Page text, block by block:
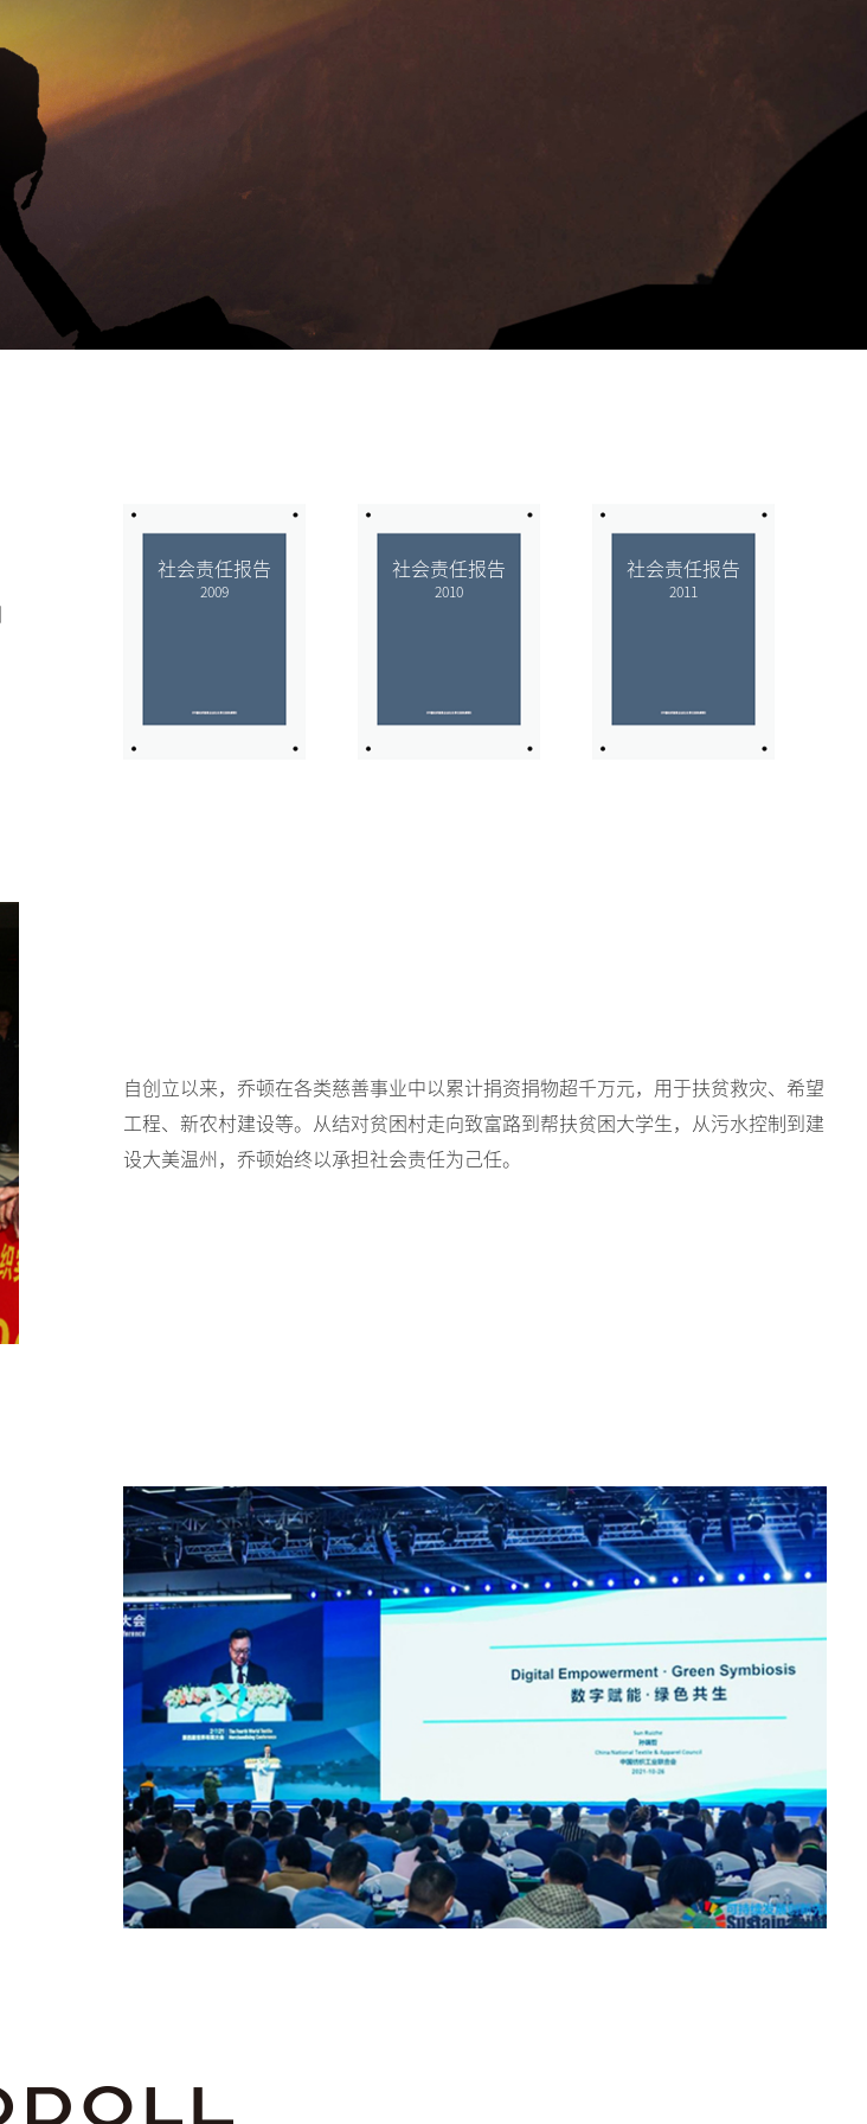
社会责任报告
2009
社会责任报告
2010
社会责任报告
2011
自创立以来，乔顿在各类慈善事业中以累计捐资捐物超千万元，用于扶贫救灾、希望
工程、新农村建设等。从结对贫困村走向致富路到帮扶贫困大学生，从污水控制到建
设大美温州，乔顿始终以承担社会责任为己任。